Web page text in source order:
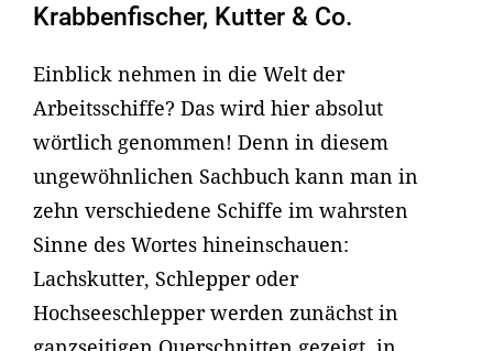
Krabbenfischer, Kutter & Co.
Einblick nehmen in die Welt der
Arbeitsschiffe? Das wird hier absolut
wörtlich genommen! Denn in diesem
ungewöhnlichen Sachbuch kann man in
zehn verschiedene Schiffe im wahrsten
Sinne des Wortes hineinschauen:
Lachskutter, Schlepper oder
Hochseeschlepper werden zunächst in